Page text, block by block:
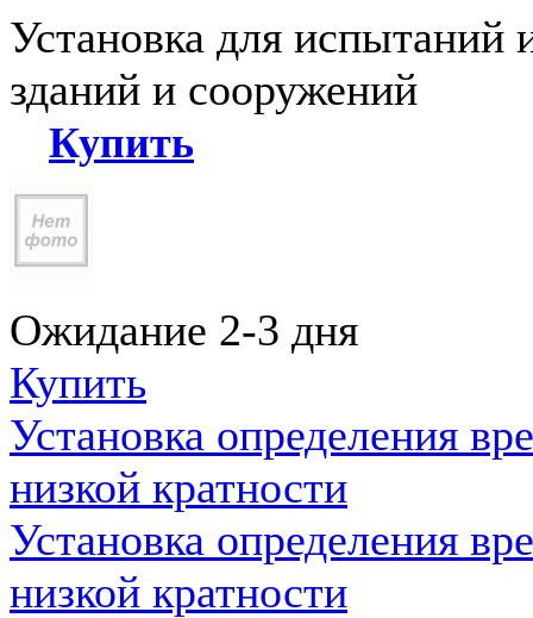
Установка для испытаний
зданий и сооружений
Купить
Ожидание 2-3 дня
Купить
Установка определения
низкой кратности
Установка определения
низкой кратности